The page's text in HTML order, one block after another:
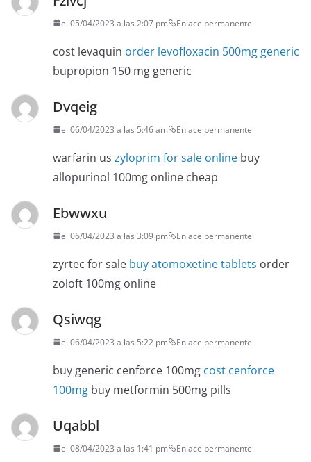
el 05/04/2023 a las 2:07 pm Enlace permanente
cost levaquin order levofloxacin 500mg generic
bupropion 150 mg generic
Dvqeig
el 06/04/2023 a las 5:46 am Enlace permanente
warfarin us zyloprim for sale online buy
allopurinol 100mg online cheap
Ebwwxu
el 06/04/2023 a las 3:09 pm Enlace permanente
zyrtec for sale buy atomoxetine tablets order
zoloft 100mg online
Qsiwqg
el 06/04/2023 a las 5:22 pm Enlace permanente
buy generic cenforce 100mg cost cenforce
100mg buy metformin 500mg pills
Uqabbl
el 08/04/2023 a las 1:41 pm Enlace permanente